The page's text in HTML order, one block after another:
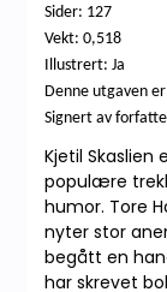
Sider: 127
Vekt: 0,518
Illustrert: Ja
Denne utgaven
Signert av
Kjetil
populære
humor. Tore
nyter stor
begått en
har skrevet